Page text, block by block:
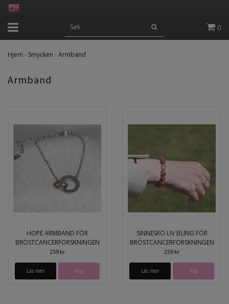
0
Hjem › Smycken › Armband
Armband
HOPE ARMBAND FÖR
BRÖSTCANCERFORSKNINGEN
259 kr
Läs mer
SINNESRO LIV BLING FÖR
BRÖSTCANCERFORSKNINGEN
259 kr
Läs mer Köp